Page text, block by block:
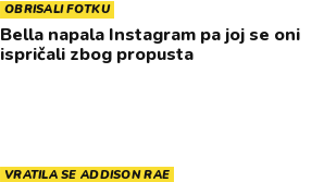
OBRISALI FOTKU
Bella napala Instagram pa joj se oni
ispričali zbog propusta
VRATILA SE ADDISON RAE